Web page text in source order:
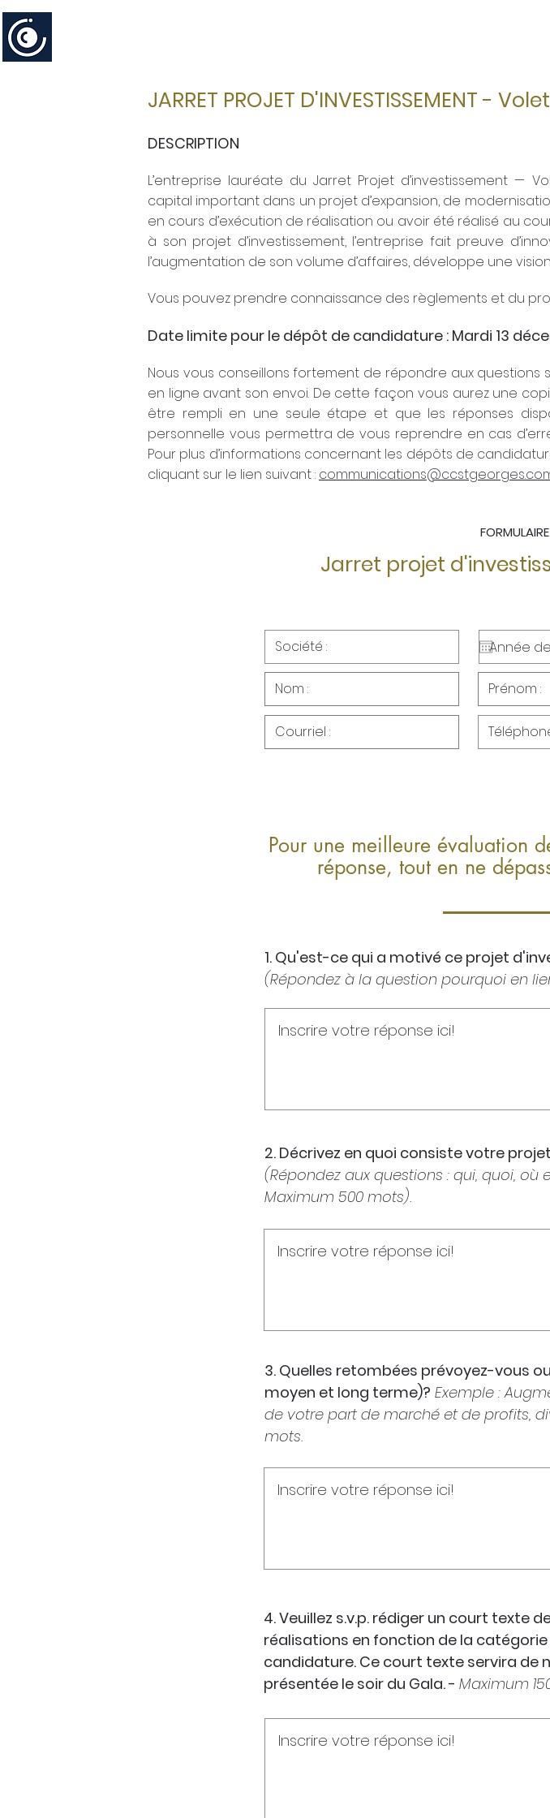
JARRET PROJET D'INVESTISSEMENT -
DESCRIPTION
L’entreprise lauréate du Jarret Projet d’investissement —
capital important dans un projet d’expansion, de
en cours d’exécution de réalisation ou avoir été réalisé au
à son projet d’investissement, l’entreprise fait preuve
l’augmentation de son volume d’affaires, développe une
Vous pouvez prendre connaissance des règlements et du
Date limite pour le dépôt de candidature : Mardi 13
Nous vous conseillons fortement de répondre aux
en ligne avant son envoi. De cette façon vous aurez une
être rempli en une seule étape et que les réponses
personnelle vous permettra de vous reprendre en cas
Pour plus d’informations concernant les dépôts de
cliquant sur le lien suivant : communications
Jarret projet
Pour une meilleure évaluation
réponse, tout en ne
1. Qu'est-ce qui a motivé ce projet
(Répondez à la question pourquoi en
2. Décrivez en quoi consiste votre
(Répondez aux questions : qui, quoi,
Maximum 500 mots).
3. Quelles retombées prévoyez-vous
moyen et long terme)? Exemple :
de votre part de marché et de profits,
mots.
4. Veuillez s.v.p. rédiger un court texte
réalisations en fonction de la
candidature. Ce court texte servira de
présentée le soir du Gala. - Maximum